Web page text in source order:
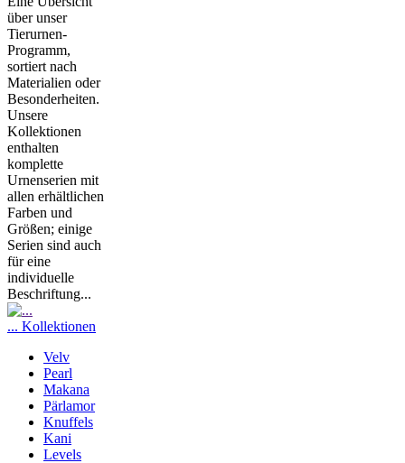
über unser
Tierurnen-
Programm,
sortiert nach
Materialien oder
Besonderheiten.
Unsere
Kollektionen
enthalten
komplette
Urnenserien mit
allen erhältlichen
Farben und
Größen; einige
Serien sind auch
für eine
individuelle
Beschriftung...
... Kollektionen
Velv
Pearl
Makana
Pärlamor
Knuffels
Kani
Levels